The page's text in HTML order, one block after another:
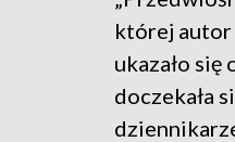
której autor
ukazało
doczekała